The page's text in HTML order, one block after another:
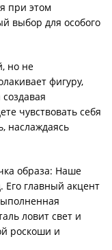
при этом
выбор для особого
но не
фигуру,
чувствовать себя
наслаждаясь
образа: Наше
главный акцент
ловит свет и
роскоши и